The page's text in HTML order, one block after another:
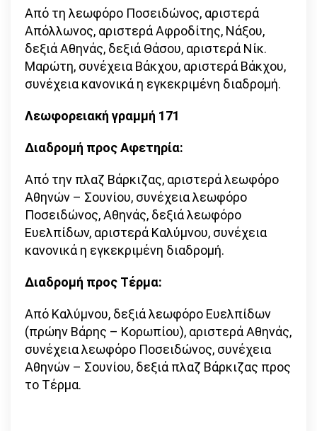
Από τη λεωφόρο Ποσειδώνος, αριστερά
Απόλλωνος, αριστερά Αφροδίτης, Νάξου,
δεξιά Αθηνάς, δεξιά Θάσου, αριστερά Νίκ.
Μαρώτη, συνέχεια Βάκχου, αριστερά Βάκχου,
συνέχεια κανονικά η εγκεκριμένη διαδρομή.
Λεωφορειακή γραμμή 171
Διαδρομή προς Αφετηρία:
Από την πλαζ Βάρκιζας, αριστερά λεωφόρο
Αθηνών – Σουνίου, συνέχεια λεωφόρο
Ποσειδώνος, Αθηνάς, δεξιά λεωφόρο
Ευελπίδων, αριστερά Καλύμνου, συνέχεια
κανονικά η εγκεκριμένη διαδρομή.
Διαδρομή προς Τέρμα:
Από Καλύμνου, δεξιά λεωφόρο Ευελπίδων
(πρώην Βάρης – Κορωπίου), αριστερά Αθηνάς,
συνέχεια λεωφόρο Ποσειδώνος, συνέχεια
Αθηνών – Σουνίου, δεξιά πλαζ Βάρκιζας προς
το Τέρμα.